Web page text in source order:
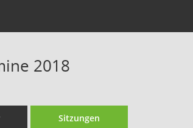
2018
Sitzungen